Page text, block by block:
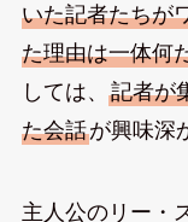
いた記者たちが
た理由は一体何
しては、 記者が
た会話が興味深
主人公のリー・